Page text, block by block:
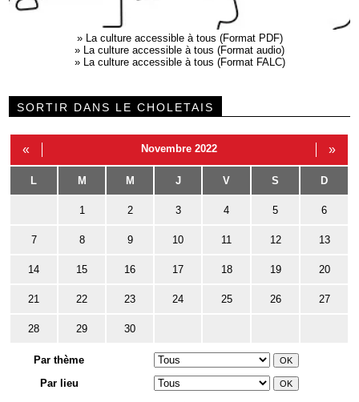
»
La culture accessible à tous (Format PDF)
»
La culture accessible à tous (Format audio)
»
La culture accessible à tous (Format FALC)
SORTIR DANS LE CHOLETAIS
« Novembre 2022 »
L M M J V S D
1 2 3 4 5 6
7 8 9 10 11 12 13
14 15 16 17 18 19 20
21 22 23 24 25 26 27
28 29 30
Par thème
Par lieu